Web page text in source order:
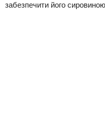
забезпечити його